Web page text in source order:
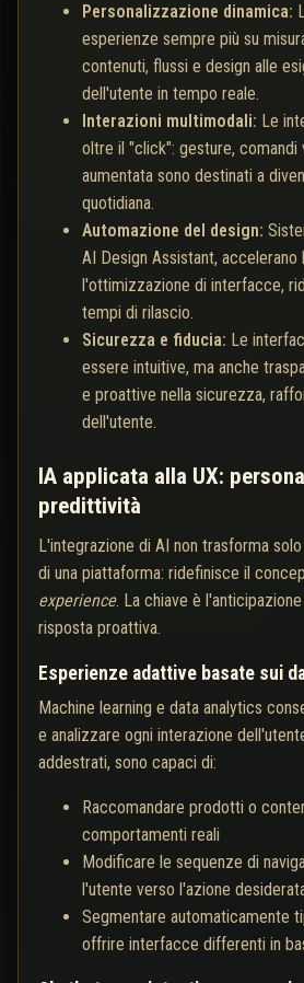
Personalizzazione dinamica:
esperienze sempre più su
contenuti, flussi e design alle
dell'utente in tempo reale.
Interazioni multimodali: Le
oltre il "click": gesture, comandi
aumentata sono destinati a
quotidiana.
Automazione del design:
AI Design Assistant, accelerano
l'ottimizzazione di interfacce,
tempi di rilascio.
Sicurezza e fiducia: Le
essere intuitive, ma anche
e proattive nella sicurezza,
dell'utente.
IA applicata alla UX:
predittività
L'integrazione di AI non trasforma
di una piattaforma: ridefinisce il
experience. La chiave è
risposta proattiva.
Esperienze adattive basate sui
Machine learning e data analytics
e analizzare ogni interazione
addestrati, sono capaci di:
Raccomandare prodotti o
comportamenti reali
Modificare le sequenze di
l'utente verso l'azione
Segmentare automaticamente
offrire interfacce differenti in